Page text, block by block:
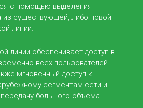
с помощью выделения
из существующей, либо новой
линии.
линии обеспечивает доступ в
всех пользователей
мгновенный доступ к
сегментам сети и
большого объема
данных